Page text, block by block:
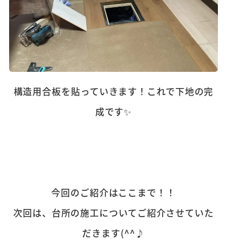
構造用合板を貼っていきます！これで下地の完
成です✨
今回のご紹介はここまで！！
次回は、台所の施工についてご紹介させていた
だきます(^^♪